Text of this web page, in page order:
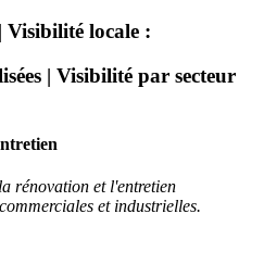
Visibilité locale :
| Visibilité par secteur
rénovation et l'entretien
et industrielles.